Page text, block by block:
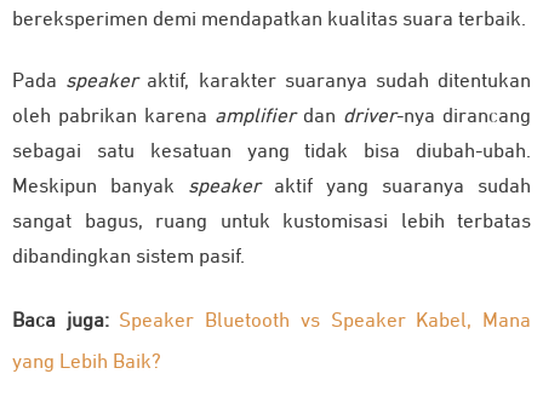
bereksperimen demi mendapatkan kualitas suara terbaik.
Pada speakeraktif, karakter suaranya sudah ditentukan
oleh pabrikan karena amplifierdan driver-nya dirancang
sebagai satu kesatuan yang tidak bisa diubah-ubah.
Meskipun banyak speakeraktif yang suaranya sudah
sangat bagus, ruang untuk kustomisasi lebih terbatas
dibandingkan sistem pasif.
Baca juga: Speaker Bluetooth vs Speaker Kabel, Mana
yang Lebih Baik?